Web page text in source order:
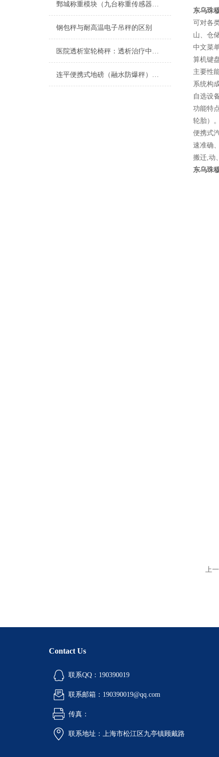
鄄城称重模块（九台称重传感器）滨州称重模块拉杆）芝罘电子隔爆衡器维修
钢包秤与耐高温电子吊秤的区别
医院透析室轮椅秤：透析治疗中的精准工具
连平便携式地磅（融水防爆秤）融安电子秤）鹿寨汽车衡维修
东乌珠
可对各
山、仓
中文菜
算机键
主要性
系统构
自选设
功能特
轮胎）
便携式
速准确
搬迁,动
东乌珠
上
Contact Us
联系QQ：190390019
联系邮箱：190390019@qq.com
传真：
联系地址：上海市松江区九亭镇顾戴路